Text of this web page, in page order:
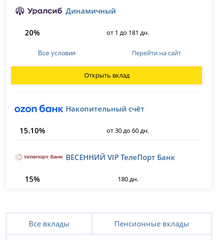
Динамичный
20% от 1 до 181 дн.
Все условия Перейти на сайт
Открыть вклад
Накопительный счёт
15.10% от 30 до 60 дн.
ВЕСЕННИЙ VIP ТелеПорт Банк
15% 180 дн.
Все вклады Пенсионные вклады